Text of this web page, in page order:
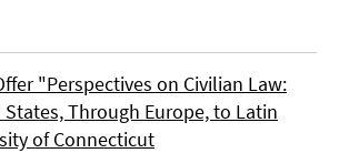
"Perspectives on Civilian Law:
Through Europe, to Latin
of Connecticut